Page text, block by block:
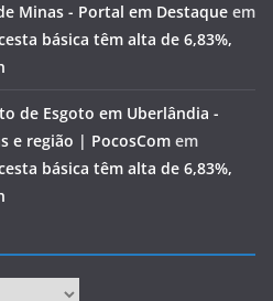
Minas - Portal em Destaque em
básica têm alta de 6,83%,
de Esgoto em Uberlândia -
e região | PocosCom em
básica têm alta de 6,83%,